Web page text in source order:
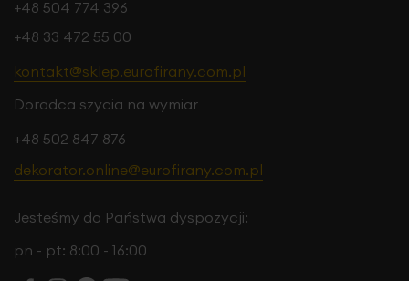
+48 504 774 396
+48 33 472 55 00
kontakt@sklep.eurofirany.com.pl
Doradca szycia na wymiar
+48 502 847 876
dekorator.online@eurofirany.com.pl
Jesteśmy do Państwa dyspozycji:
pn - pt: 8:00 - 16:00